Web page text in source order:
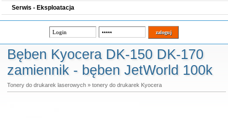
Serwis - Eksploatacja
Bęben Kyocera DK-150 DK-170
zamiennik - bęben JetWorld 100k
Tonery do drukarek laserowych» tonery do drukarek Kyocera